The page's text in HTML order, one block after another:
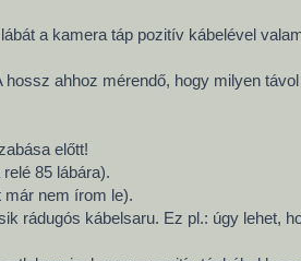
a kamera táp pozitív kábelével
ahhoz mérendő, hogy milyen
előtt!
85 lábára).
nem írom le).
rádugós kábelsaru. Ez pl.: úgy lehet,